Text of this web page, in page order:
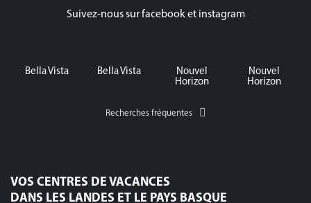
Suivez-nous sur facebook et instagram
Bella Vista Bella Vista
Nouvel
Horizon
Nouvel
Horizon
Recherches fréquentes
VOS CENTRES DE VACANCES
DANS LES LANDES ET LE PAYS BASQUE